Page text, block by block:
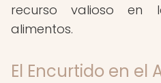
recurso valioso en
alimentos.
El Encurtido en el